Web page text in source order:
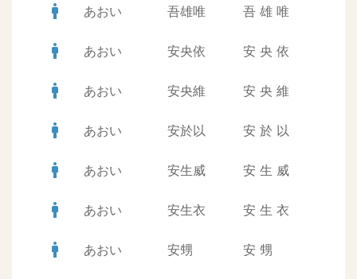
man あおい 吾雄唯 吾 雄 唯
man あおい 安央依 安 央 依
man あおい 安央維 安 央 維
man あおい 安於以 安 於 以
man あおい 安生威 安 生 威
man あおい 安生衣 安 生 衣
man あおい 安甥 安 甥